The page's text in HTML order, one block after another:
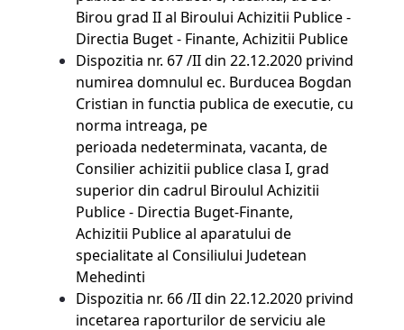
Birou grad II al Biroului Achizitii Publice -
Directia Buget - Finante, Achizitii Publice
Dispozitia nr. 67 /II din 22.12.2020 privind
numirea domnulul ec. Burducea Bogdan
Cristian in functia publica de executie, cu
norma intreaga, pe
perioada nedeterminata, vacanta, de
Consilier achizitii publice clasa I, grad
superior din cadrul Biroulul Achizitii
Publice - Directia Buget-Finante,
Achizitii Publice al aparatului de
specialitate al Consiliului Judetean
Mehedinti
Dispozitia nr. 66 /II din 22.12.2020 privind
incetarea raporturilor de serviciu ale